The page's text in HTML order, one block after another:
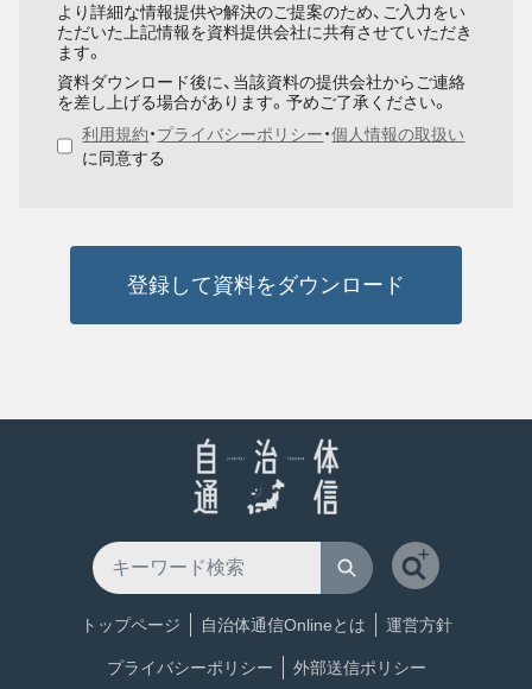
より詳細な情報提供や解決のご提案のため、ご入力をい
ただいた上記情報を資料提供会社に共有させていただき
ます。
資料ダウンロード後に、当該資料の提供会社からご連絡
を差し上げる場合があります。予めご了承ください。
利用規約・プライバシーポリシー・個人情報の取扱い
に同意する
登録して資料をダウンロード
トップページ 自治体通信Onlineとは 運営方針
プライバシーポリシー 外部送信ポリシー